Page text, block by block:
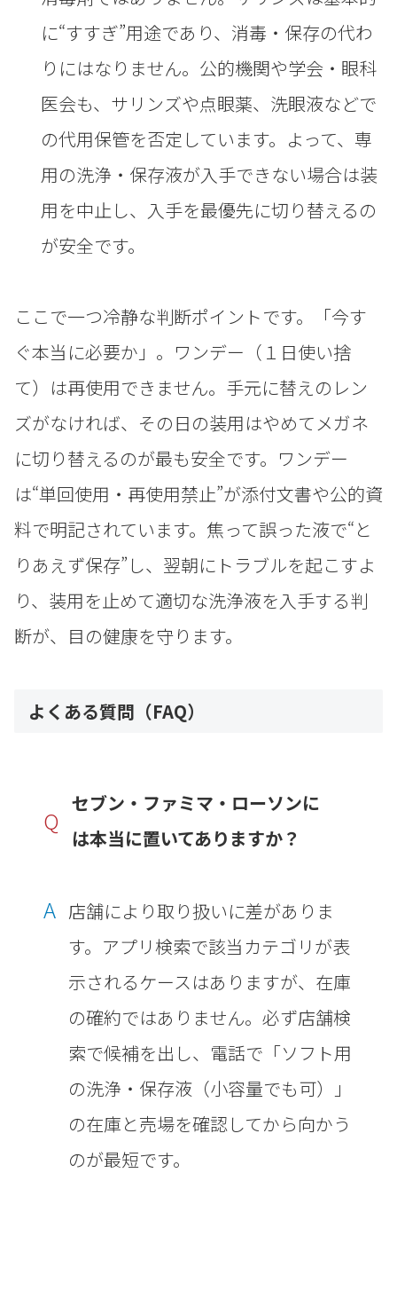
に“すすぎ”用途であり、消毒・保存の代わ
りにはなりません。公的機関や学会・眼科
医会も、サリンズや点眼薬、洗眼液などで
の代用保管を否定しています。よって、専
用の洗浄・保存液が入手できない場合は装
用を中止し、入手を最優先に切り替えるの
が安全です。
ここで一つ冷静な判断ポイントです。「今す
ぐ本当に必要か」。ワンデー（１日使い捨
て）は再使用できません。手元に替えのレン
ズがなければ、その日の装用はやめてメガネ
に切り替えるのが最も安全です。ワンデー
は“単回使用・再使用禁止”が添付文書や公的資
料で明記されています。焦って誤った液で“と
りあえず保存”し、翌朝にトラブルを起こすよ
り、装用を止めて適切な洗浄液を入手する判
断が、目の健康を守ります。
よくある質問（FAQ）
Q
セブン・ファミマ・ローソンに
は本当に置いてありますか？
A 店舗により取り扱いに差がありま
す。アプリ検索で該当カテゴリが表
示されるケースはありますが、在庫
の確約ではありません。必ず店舗検
索で候補を出し、電話で「ソフト用
の洗浄・保存液（小容量でも可）」
の在庫と売場を確認してから向かう
のが最短です。